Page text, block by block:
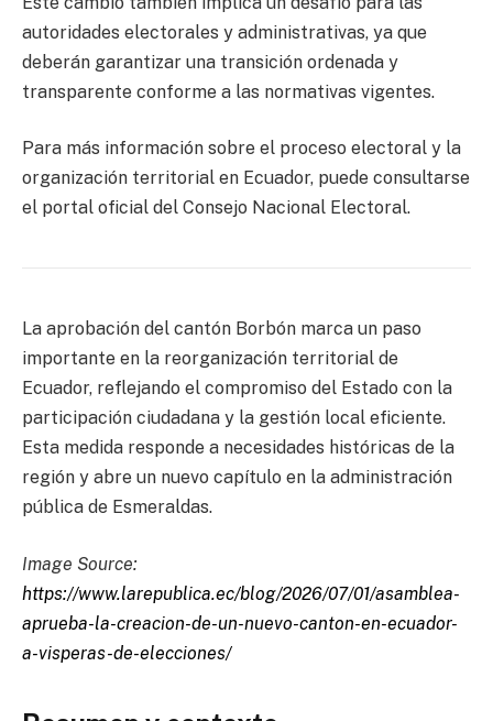
autoridades electorales y administrativas, ya que
deberán garantizar una transición ordenada y
transparente conforme a las normativas vigentes.
Para más información sobre el proceso electoral y la
organización territorial en Ecuador, puede consultarse
el portal oficial del Consejo Nacional Electoral.
La aprobación del cantón Borbón marca un paso
importante en la reorganización territorial de
Ecuador, reflejando el compromiso del Estado con la
participación ciudadana y la gestión local eficiente.
Esta medida responde a necesidades históricas de la
región y abre un nuevo capítulo en la administración
pública de Esmeraldas.
Image Source:
https://www.larepublica.ec/blog/2026/07/01/asamblea-
aprueba-la-creacion-de-un-nuevo-canton-en-ecuador-
a-visperas-de-elecciones/